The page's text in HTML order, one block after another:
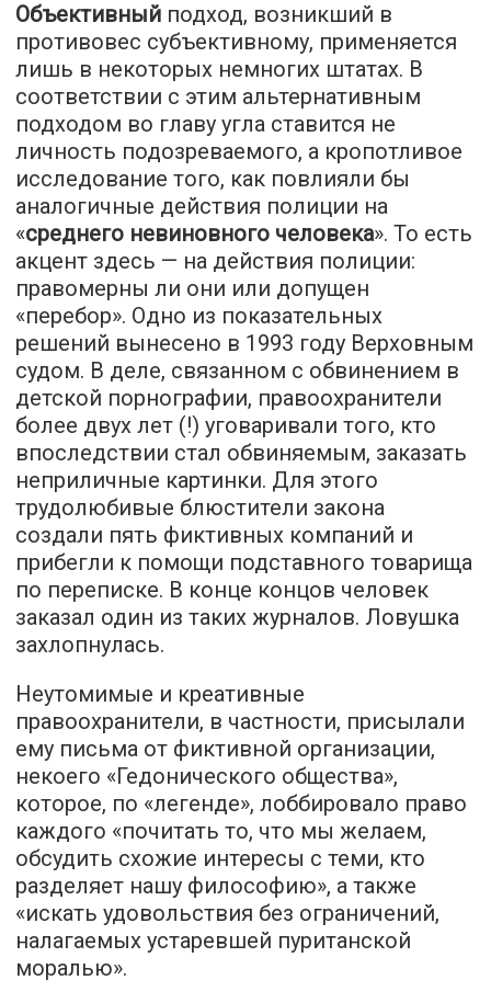
Объективный подход, возникший в
противовес субъективному, применяется
лишь в некоторых немногих штатах. В
соответствии с этим альтернативным
подходом во главу угла ставится не
личность подозреваемого, а кропотливое
исследование того, как повлияли бы
аналогичные действия полиции на
«среднего невиновного человека». То есть
акцент здесь — на действия полиции:
правомерны ли они или допущен
«перебор». Одно из показательных
решений вынесено в 1993 году Верховным
судом. В деле, связанном с обвинением в
детской порнографии, правоохранители
более двух лет (!) уговаривали того, кто
впоследствии стал обвиняемым, заказать
неприличные картинки. Для этого
трудолюбивые блюстители закона
создали пять фиктивных компаний и
прибегли к помощи подставного товарища
по переписке. В конце концов человек
заказал один из таких журналов. Ловушка
захлопнулась.
Неутомимые и креативные
правоохранители, в частности, присылали
ему письма от фиктивной организации,
некоего «Гедонического общества»,
которое, по «легенде», лоббировало право
каждого «почитать то, что мы желаем,
обсудить схожие интересы с теми, кто
разделяет нашу философию», а также
«искать удовольствия без ограничений,
налагаемых устаревшей пуританской
моралью».